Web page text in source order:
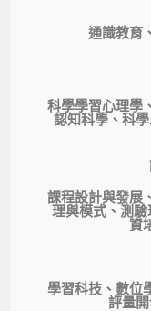
通識教育
科學學習心理學
認知科學、科
課程設計與發展
理與模式、測
資
學習科技、數位
評量